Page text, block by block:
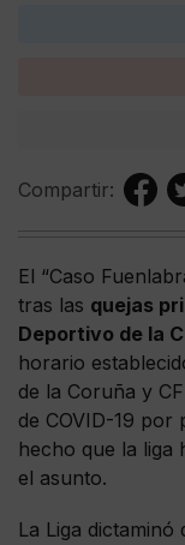
Compartir:
El “Caso
tras las quejas
Deportivo de la
horario
de la Coruña y
de COVID-19
hecho que la liga
el asunto.
La Liga